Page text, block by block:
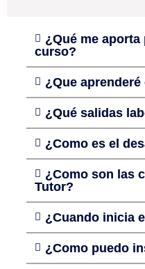
¿Qué me
curso?
¿Que
¿Qué salidas
¿Como es el
¿Como son las
Tutor?
¿Cuando inicia
¿Como puedo